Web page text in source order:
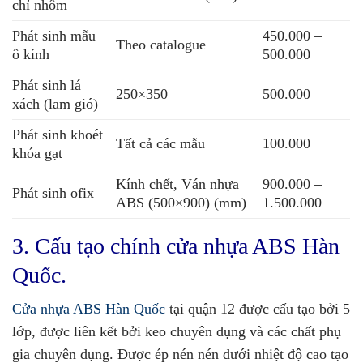
chỉ nhôm
Phát sinh mẫu
ô kính
Theo catalogue
450.000 –
500.000
Phát sinh lá
xách (lam gió)
250×350 500.000
Phát sinh khoét
khóa gạt
Tất cả các mẫu 100.000
Phát sinh ofix
Kính chết, Ván nhựa
ABS (500×900) (mm)
900.000 –
1.500.000
3. Cấu tạo chính cửa nhựa ABS Hàn
Quốc.
Cửa nhựa ABS Hàn Quốc tại quận 12 được cấu tạo bởi 5
lớp, được liên kết bởi keo chuyên dụng và các chất phụ
gia chuyên dụng. Được ép nén nén dưới nhiệt độ cao tạo